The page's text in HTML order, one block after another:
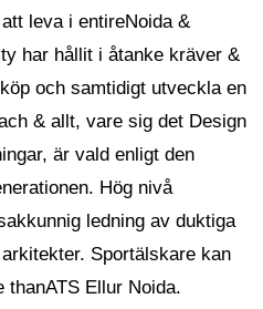
leva i entireNoida &
har hållit i åtanke kräver &
och samtidigt utveckla en
& allt, vare sig det Design
är vald enligt den
Hög nivå
ledning av duktiga
Sportälskare kan
thanATS Ellur Noida.